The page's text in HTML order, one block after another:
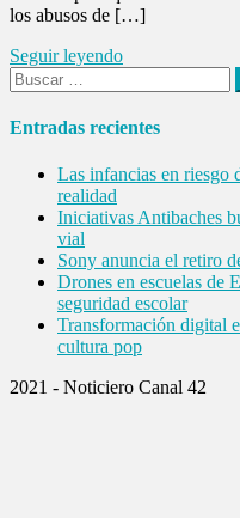
los abusos de […]
Seguir leyendo
Buscar:
Entradas recientes
Las infancias en riesgo
realidad
Iniciativas Antibaches
vial
Sony anuncia el retiro
Drones en escuelas de
seguridad escolar
Transformación digital
cultura pop
2021 - Noticiero Canal 42